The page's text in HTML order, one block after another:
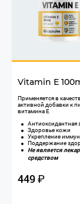
Vitamin Е
Применяется в
активной добавки к
витамина Е
Антиоксидантная
Здоровье кожи
Укрепление
Поддержание
Не является
средством
449₽